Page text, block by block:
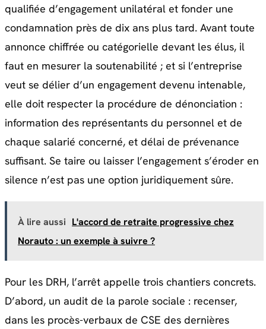
qualifiée d’engagement unilatéral et fonder une
condamnation près de dix ans plus tard. Avant toute
annonce chiffrée ou catégorielle devant les élus, il
faut en mesurer la soutenabilité ; et si l’entreprise
veut se délier d’un engagement devenu intenable,
elle doit respecter la procédure de dénonciation :
information des représentants du personnel et de
chaque salarié concerné, et délai de prévenance
suffisant. Se taire ou laisser l’engagement s’éroder en
silence n’est pas une option juridiquement sûre.
À lire aussi L'accord de retraite progressive chez
Norauto : un exemple à suivre ?
Pour les DRH, l’arrêt appelle trois chantiers concrets.
D’abord, un audit de la parole sociale : recenser,
dans les procès-verbaux de CSE des dernières